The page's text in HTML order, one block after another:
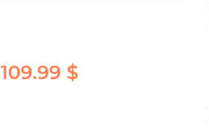
109.99 $